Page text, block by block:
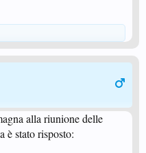
alla riunione delle
è stato risposto: